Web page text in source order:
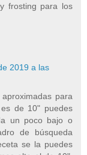
frosting para los
2019 a las
para
de 10" puedes
un poco bajo o
de búsqueda
se la puedes